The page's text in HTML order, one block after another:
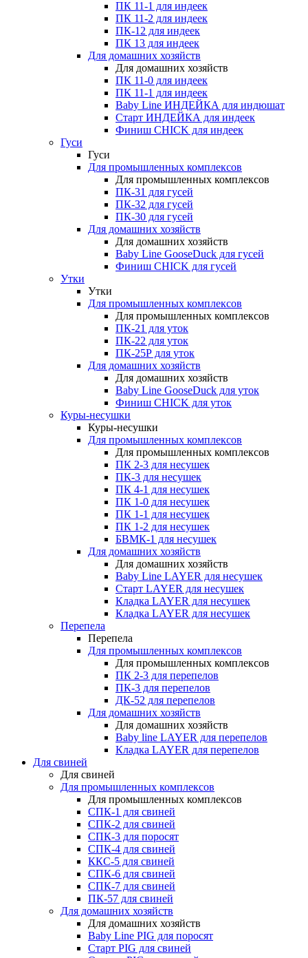
ПК 11-1 для индеек
ПК 11-2 для индеек
ПК-12 для индеек
ПК 13 для индеек
Для домашних хозяйств
Для домашних хозяйств
ПК 11-0 для индеек
ПК 11-1 для индеек
Baby Line ИНДЕЙКА для индюшат
Старт ИНДЕЙКА для индеек
Финиш CHICK для индеек
Гуси
Гуси
Для промышленных комплексов
Для промышленных комплексов
ПК-31 для гусей
ПК-32 для гусей
ПК-30 для гусей
Для домашних хозяйств
Для домашних хозяйств
Baby Line GooseDuck для гусей
Финиш CHICK для гусей
Утки
Утки
Для промышленных комплексов
Для промышленных комплексов
ПК-21 для уток
ПК-22 для уток
ПК-25Р для уток
Для домашних хозяйств
Для домашних хозяйств
Baby Line GooseDuck для уток
Финиш CHICK для уток
Куры-несушки
Куры-несушки
Для промышленных комплексов
Для промышленных комплексов
ПК 2-3 для несушек
ПК-3 для несушек
ПК 4-1 для несушек
ПК 1-0 для несушек
ПК 1-1 для несушек
ПК 1-2 для несушек
БВМК-1 для несушек
Для домашних хозяйств
Для домашних хозяйств
Baby Line LAYER для несушек
Старт LAYER для несушек
Кладка LAYER для несушек
Кладка LAYER для несушек
Перепела
Перепела
Для промышленных комплексов
Для промышленных комплексов
ПК 2-3 для перепелов
ПК-3 для перепелов
ДК-52 для перепелов
Для домашних хозяйств
Для домашних хозяйств
Baby line LAYER для перепелов
Кладка LAYER для перепелов
Для свиней
Для свиней
Для промышленных комплексов
Для промышленных комплексов
СПК-1 для свиней
СПК-2 для свиней
СПК-3 для поросят
СПК-4 для свиней
ККС-5 для свиней
СПК-6 для свиней
СПК-7 для свиней
ПК-57 для свиней
Для домашних хозяйств
Для домашних хозяйств
Baby Line PIG для поросят
Старт PIG для свиней